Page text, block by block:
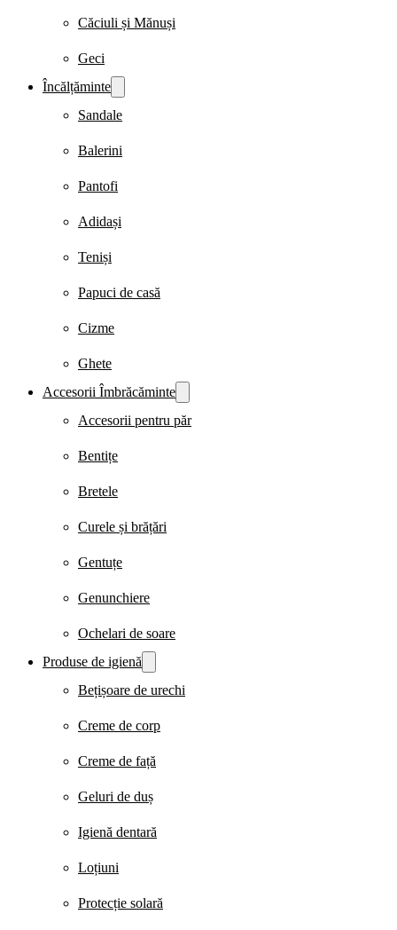
Căciuli și Mănuși
Geci
Încălțăminte
Sandale
Balerini
Pantofi
Adidași
Teniși
Papuci de casă
Cizme
Ghete
Accesorii Îmbrăcăminte
Accesorii pentru păr
Bentițe
Bretele
Curele și brățări
Gentuțe
Genunchiere
Ochelari de soare
Produse de igienă
Bețișoare de urechi
Creme de corp
Creme de față
Geluri de duș
Igienă dentară
Loțiuni
Protecție solară